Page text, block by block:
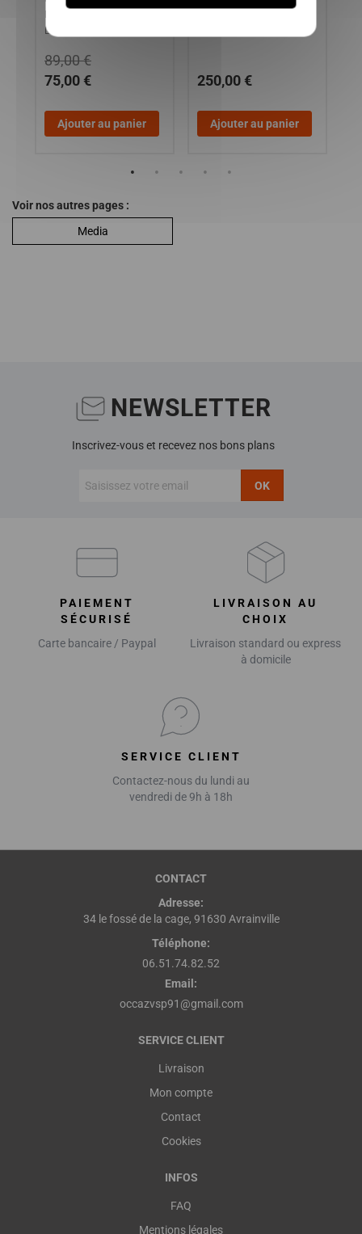
LOMBARDINI FOCS
75,00 €
89,00 €
Ajouter au panier
250,00 €
Ajouter au panier
Voir nos autres pages :
Media
NEWSLETTER
Inscrivez-vous et recevez nos bons plans
OK
PAIEMENT
SÉCURISÉ
Carte bancaire / Paypal
LIVRAISON AU
CHOIX
Livraison standard ou express
à domicile
SERVICE CLIENT
Contactez-nous du lundi au
vendredi de 9h à 18h
CONTACT
Adresse:
34 le fossé de la cage, 91630 Avrainville
Téléphone:
06.51.74.82.52
Email:
occazvsp91@gmail.com
SERVICE CLIENT
Livraison
Mon compte
Contact
Cookies
INFOS
FAQ
Mentions légales